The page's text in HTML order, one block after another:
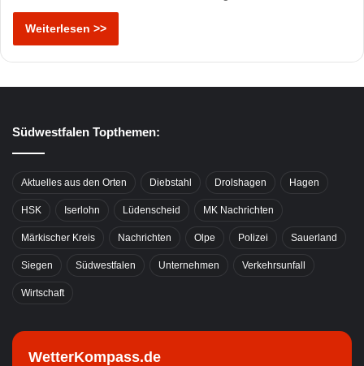
Weiterlesen >>
Südwestfalen Topthemen:
Aktuelles aus den Orten Diebstahl Drolshagen Hagen
HSK Iserlohn Lüdenscheid MK Nachrichten
Märkischer Kreis Nachrichten Olpe Polizei Sauerland
Siegen Südwestfalen Unternehmen Verkehrsunfall
Wirtschaft
WetterKompass.de